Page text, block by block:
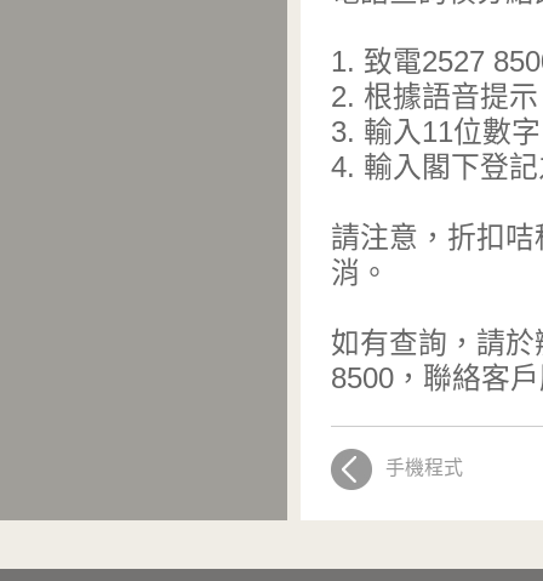
1. 致電2527
2. 根據語音提示
3. 輸入11位數
4. 輸入閣下登
請注意，折扣
消。
如有查詢，請
8500，聯絡客
手機程式